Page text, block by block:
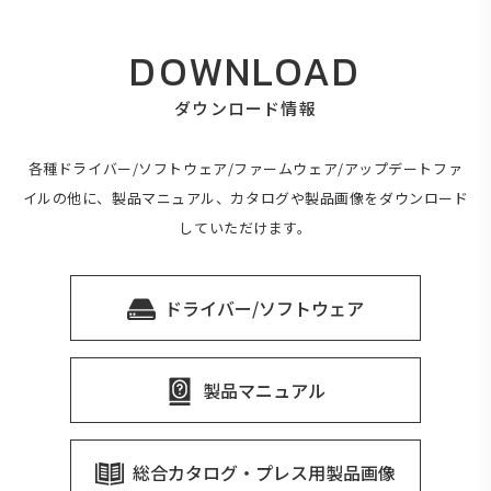
DOWNLOAD
ダウンロード情報
各種ドライバー/ソフトウェア/ファームウェア/アップデートファ
イルの他に、製品マニュアル、カタログや製品画像をダウンロード
していただけます。
ドライバー/ソフトウェア
製品マニュアル
総合カタログ・プレス用製品画像